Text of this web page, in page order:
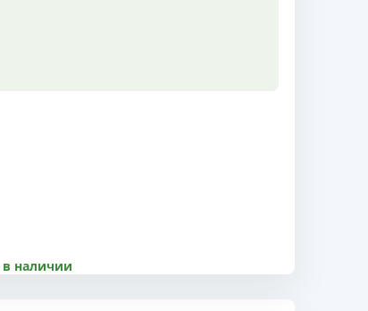
в наличии